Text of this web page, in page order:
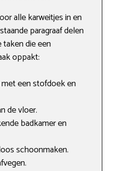
alle karweitjes in en
paragraaf delen
taken die een
oppakt:
een stofdoek en
de vloer.
badkamer en
schoonmaken.